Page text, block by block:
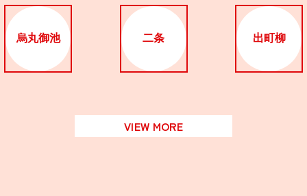
烏丸御池 二条 出町柳
VIEW MORE